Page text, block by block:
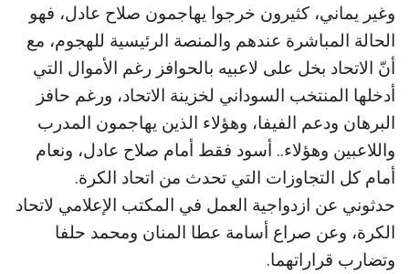
وغير يماني، كثيرون خرجوا يهاجمون صلاح عادل، فهو
الحالة المباشرة عندهم والمنصة الرئيسية للهجوم، مع
أنّ الاتحاد بخل على لاعبيه بالحوافز رغم الأموال التي
أدخلها المنتخب السوداني لخزينة الاتحاد، ورغم حافز
البرهان ودعم الفيفا، وهؤلاء الذين يهاجمون المدرب
واللاعبين وهؤلاء.. أسود فقط أمام صلاح عادل، ونعام
أمام كل التجاوزات التي تحدث من اتحاد الكرة.
حدثوني عن ازدواجية العمل في المكتب الإعلامي لاتحاد
الكرة، وعن صراع أسامة عطا المنان ومحمد حلفا
وتضارب قراراتهما.